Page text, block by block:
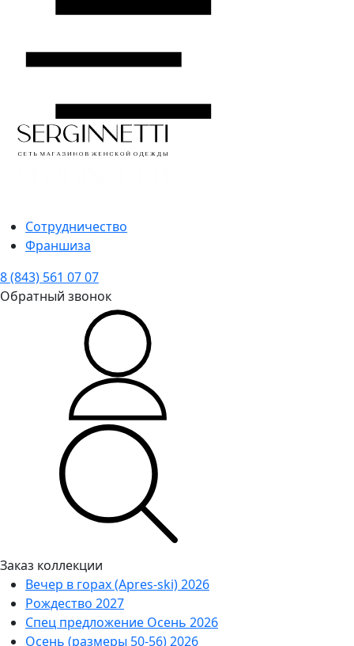
Сотрудничество
Франшиза
8 (843) 561 07 07
Обратный звонок
Заказ коллекции
Вечер в горах (Apres-ski) 2026
Рождество 2027
Спец предложение Осень 2026
Осень (размеры 50-56) 2026